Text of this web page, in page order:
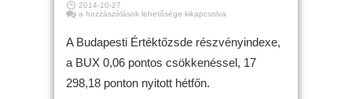
2014-10-27
BUX:
pont
a
bejegyzéshez
a hozzászólások lehetősége kikapcsolva
A Budapesti Értéktőzsde részvényindexe,
a BUX 0,06 pontos csökkenéssel, 17
298,18 ponton nyitott hétfőn.